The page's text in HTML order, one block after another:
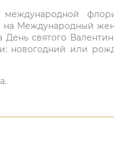
на Международный
святого
новогодний или